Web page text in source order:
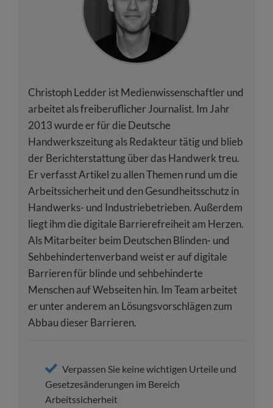
Christoph Ledder ist Medienwissenschaftler und
arbeitet als freiberuflicher Journalist. Im Jahr
2013 wurde er für die Deutsche
Handwerkszeitung als Redakteur tätig und blieb
der Berichterstattung über das Handwerk treu.
Er verfasst Artikel zu allen Themen rund um die
Arbeitssicherheit und den Gesundheitsschutz in
Handwerks- und Industriebetrieben. Außerdem
liegt ihm die digitale Barrierefreiheit am Herzen.
Als Mitarbeiter beim Deutschen Blinden- und
Sehbehindertenverband weist er auf digitale
Barrieren für blinde und sehbehinderte
Menschen auf Webseiten hin. Im Team arbeitet
er unter anderem an Lösungsvorschlägen zum
Abbau dieser Barrieren.
Verpassen Sie keine wichtigen Urteile und
Gesetzesänderungen im Bereich
Arbeitssicherheit